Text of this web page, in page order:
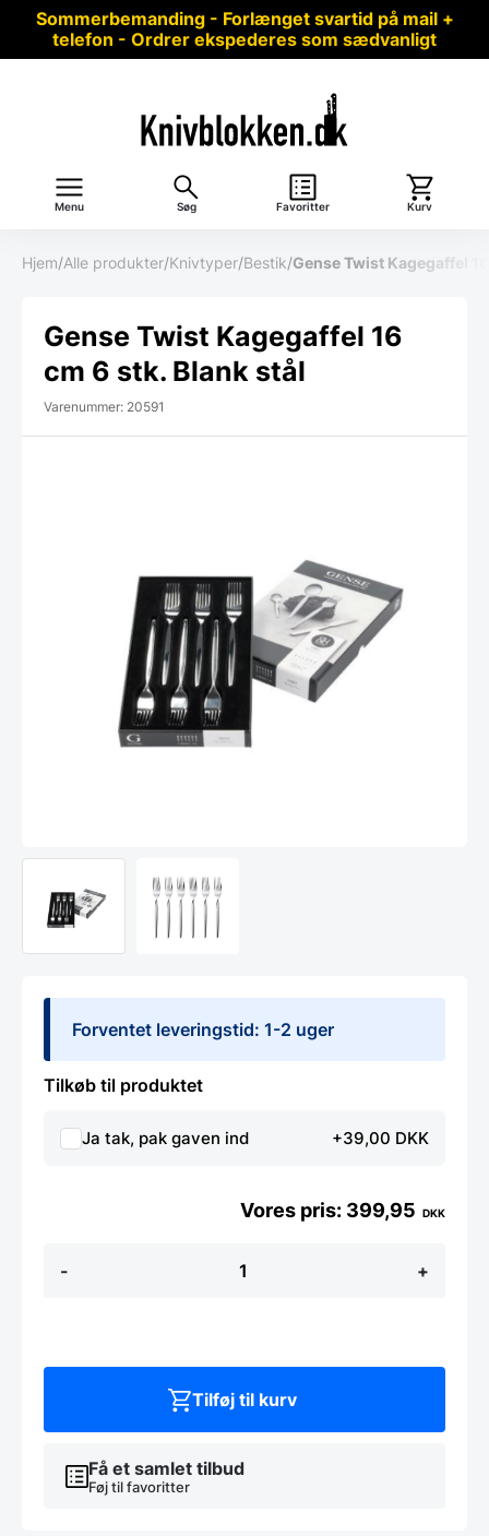
Sommerbemanding - Forlænget svartid på mail +
telefon - Ordrer ekspederes som sædvanligt
Menu Søg Favoritter Kurv
Hjem/Alle produkter/Knivtyper/Bestik/Gense Twist Kagegaffel
Gense Twist Kagegaffel 16
cm 6 stk. Blank stål
Varenummer: 20591
Forventet leveringstid: 1-2 uger
Tilkøb til produktet
Ja tak, pak gaven ind +39,00 DKK
-
Twist
stk.
antal
+
399,95 DKK
Få et samlet tilbud
Føj til favoritter
Tilføj til kurv